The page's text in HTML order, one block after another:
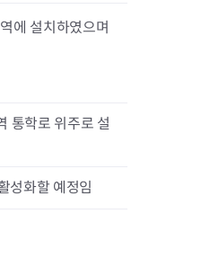
에 설치하였으며
통학로 위주로 설
성화할 예정임